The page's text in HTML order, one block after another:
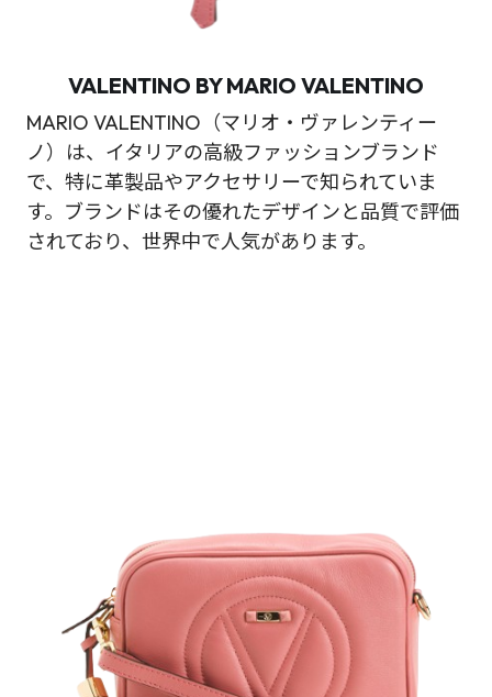
VALENTINO BY MARIO VALENTINO
MARIO VALENTINO（マリオ・ヴァレンティー
ノ）は、イタリアの高級ファッションブランド
で、特に革製品やアクセサリーで知られていま
す。ブランドはその優れたデザインと品質で評価
されており、世界中で人気があります。